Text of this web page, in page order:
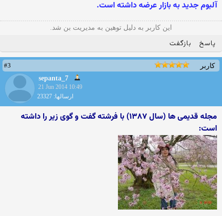
آلبوم جديد به بازار عرضه داشته است.
این کاربر به دلیل توهین به مدیریت بن شد.
پاسخ بازگفت
کاربر
#3
sepanta_7
21 Jun 2014 10:49
ارسالها: 23327
مجله قدیمی ها (سال ۱۳۸۷) با فرشته گفت و گوی زیر را داشته
است: